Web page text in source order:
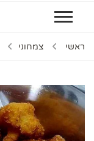
ראשי צמחוני